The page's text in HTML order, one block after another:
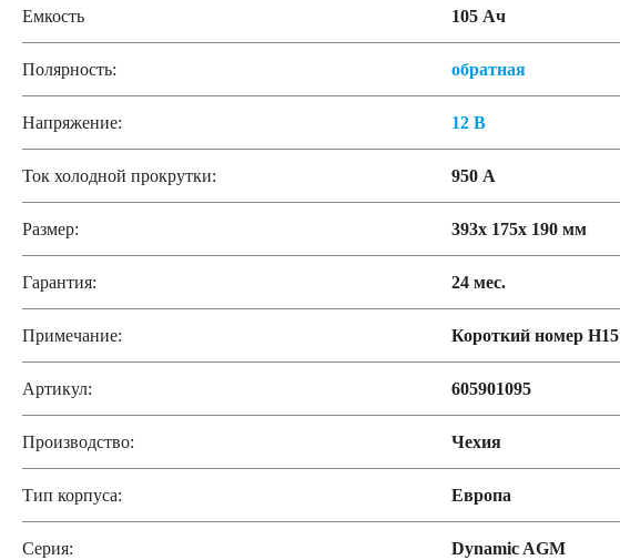
Емкость 105 Ач
Полярность: обратная
Напряжение: 12 В
Ток холодной прокрутки: 950 А
Размер: 393x 175x 190 мм
Гарантия: 24 мес.
Примечание: Короткий номер Н15
Артикул: 605901095
Производство: Чехия
Тип корпуса: Европа
Серия: Dynamic AGM